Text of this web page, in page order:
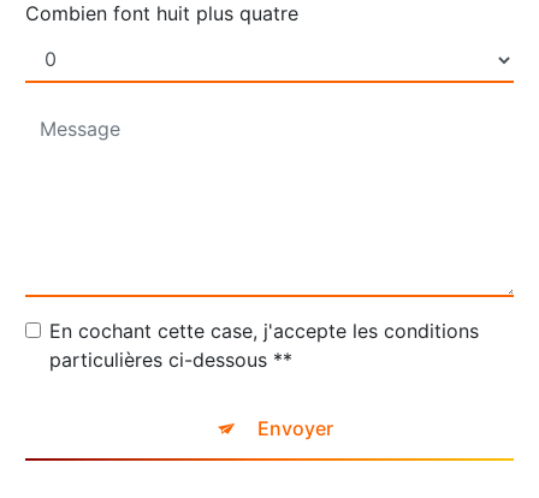
Combien font huit plus quatre
En cochant cette case, j'accepte les conditions
particulières ci-dessous **
Envoyer